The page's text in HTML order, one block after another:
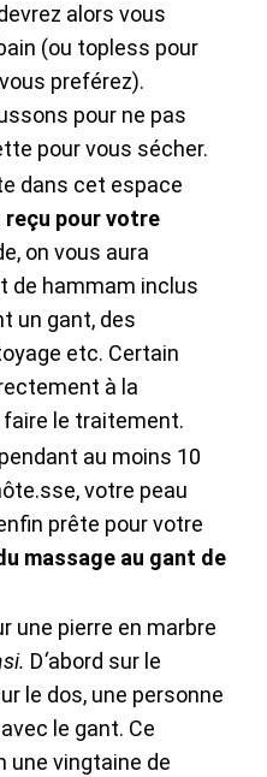
alors vous
(ou topless pour
preférez).
pour ne pas
pour vous sécher.
dans cet espace
reçu pour votre
on vous aura
de hammam inclus
un gant, des
etc. Certain
à la
faire le traitement.
au moins 10
votre peau
prête pour votre
massage au gant de
une pierre en marbre
D‘abord sur le
le dos, une personne
le gant. Ce
une vingtaine de